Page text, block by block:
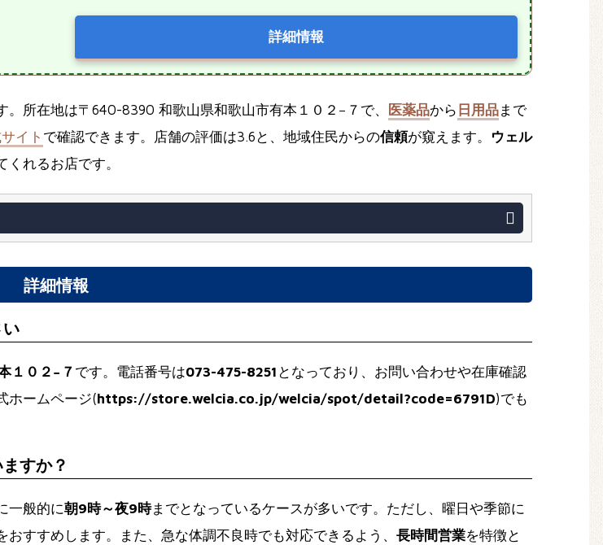
詳細情報
。所在地は〒640-8390 和歌山県和歌山市有本１０２−７で、 医薬品から 日用品まで
イト で確認できます。店舗の評価は3.6と、地域住民からの信頼が窺えます。 ウェル
れるお店です。
詳細情報
１０２−７です。電話番号は073-475-8251 となっており、お問い合わせや在庫確認
ホームページ(https://store.welcia.co.jp/welcia/spot/detail?code=6791D)でも
すか？
一般的に朝9時～夜9時までとなっているケースが多いです。ただし、曜日や季節に
すすめします。また、急な体調不良時でも対応できるよう、 長時間営業を特徴と